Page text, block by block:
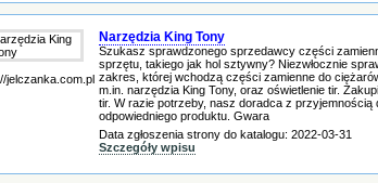
jelczanka.com.pl
Narzędzia King Tony
Szukasz sprawdzonego sprzedawcy części
sprzętu, takiego jak hol sztywny? Niezwłocznie
zakres, której wchodzą części zamienne do
m.in. narzędzia King Tony, oraz oświetlenie tir.
tir. W razie potrzeby, nasz doradca z przyjemnością
odpowiedniego produktu. Gwara
Data zgłoszenia strony do katalogu: 2022-03-31
Szczegóły wpisu